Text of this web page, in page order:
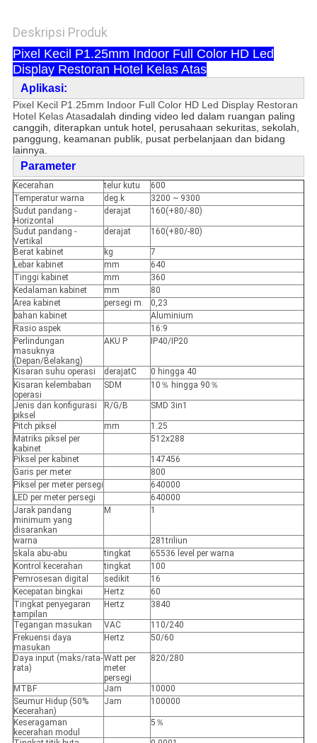
Deskripsi Produk
Pixel Kecil P1.25mm Indoor Full Color HD Led
Display Restoran Hotel Kelas Atas
Aplikasi:
Pixel Kecil P1.25mm Indoor Full Color HD Led Display Restoran
Hotel Kelas Atasadalah dinding video led dalam ruangan paling
canggih, diterapkan untuk hotel, perusahaan sekuritas, sekolah,
panggung, keamanan publik, pusat perbelanjaan dan bidang
lainnya.
Parameter
Kecerahan telur kutu
600
Temperatur warna
deg.k
3200 ~ 9300
Sudut pandang -
Horizontal
derajat 160(+80/-80)
Sudut pandang -
Vertikal
derajat 160(+80/-80)
Berat kabinet kg
7
Lebar kabinet
mm
640
Tinggi kabinet
mm
360
Kedalaman kabinet
mm
80
Area kabinet
persegi m.
0,23
bahan kabinet
Aluminium
Rasio aspek
16:9
Perlindungan
masuknya
(Depan/Belakang)
AKU P IP40/IP20
Kisaran suhu operasi derajatC
0 hingga 40
Kisaran kelembaban
operasi
SDM 10％ hingga 90％
Jenis dan konfigurasi
piksel
R/G/B SMD 3in1
Pitch piksel mm
1.25
Matriks piksel per
kabinet
512x288
Piksel per kabinet
147456
Garis per meter
800
Piksel per meter persegi
640000
LED per meter persegi
640000
Jarak pandang
minimum yang
disarankan
M 1
warna
281triliun
skala abu-abu
tingkat
65536 level per warna
Kontrol kecerahan
tingkat
100
Pemrosesan digital
sedikit
16
Kecepatan bingkai
Hertz
60
Tingkat penyegaran
tampilan
Hertz 3840
Tegangan masukan VAC
110/240
Frekuensi daya
masukan
Hertz 50/60
Daya input (maks/rata-
rata)
Watt per
meter
persegi
820/280
MTBF Jam
10000
Seumur Hidup (50%
Kecerahan)
Jam 100000
Keseragaman
kecerahan modul
5％